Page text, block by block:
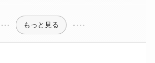
もっと見る